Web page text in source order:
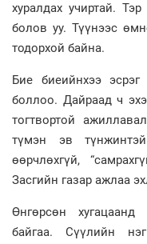
хуралдах учиртай.
болов уу. Түүнээс
тодорхой байна.
Бие биеийнхээ
боллоо. Дайраад ч
тогтвортой
түмэн эв
өөрчлөхгүй,
Засгийн газар ажлаа
Өнгөрсөн
байгаа. Сүүлийн